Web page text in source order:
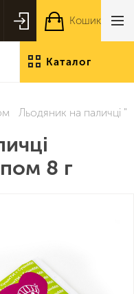
Каталог
Кошик
Льодяник на паличці
8 г